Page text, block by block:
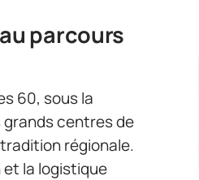
parcours
60, sous la
grands centres de
régionale.
et la logistique